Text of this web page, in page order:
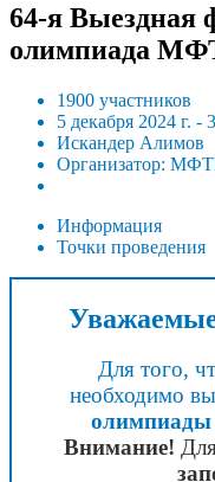
64-я Выездная
олимпиада
1900 участников
5 декабря 2024 г. -
Искандер Алимов
Организатор:
Информация
Точки проведения
Для того,
необходимо
олимпиады
Внимание!